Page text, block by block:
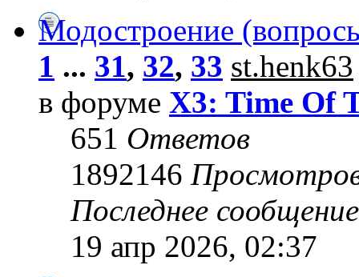
Модостроение
1 ... 31, 32, 33 st.henk63
в форуме X3: Time Of
651 Ответов
1892146
Последнее
19 апр 2026, 02:37